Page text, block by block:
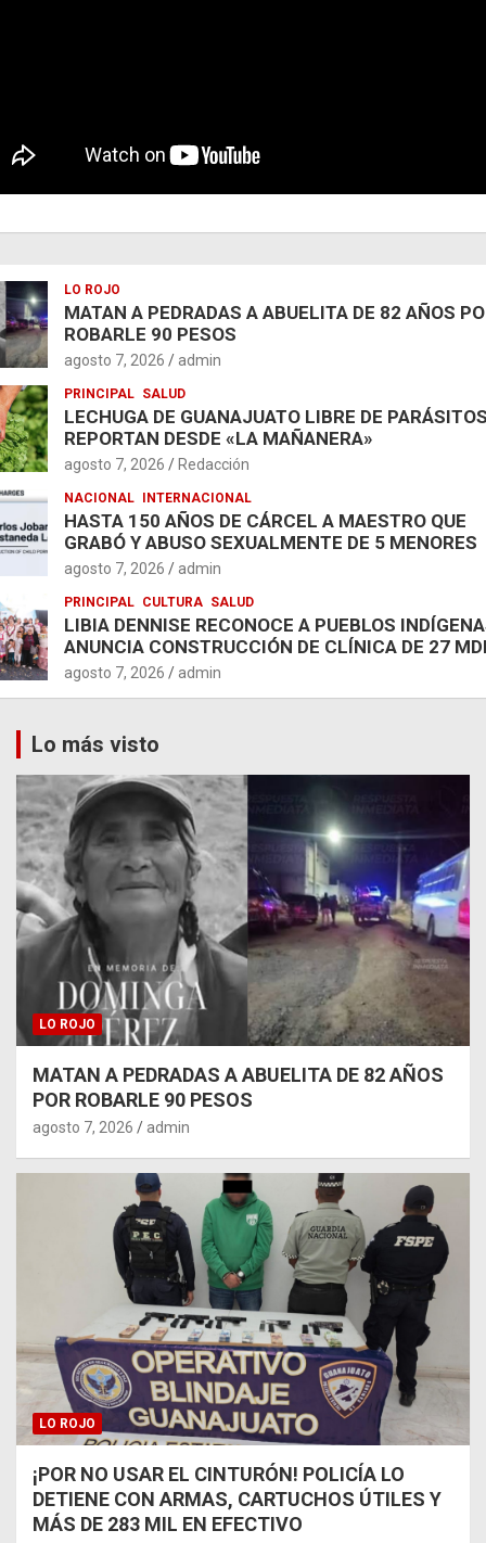
LO ROJO
MATAN A PEDRADAS A ABUELITA DE 82 AÑOS
ROBARLE 90 PESOS
agosto 7, 2026 admin
PRINCIPAL SALUD
LECHUGA DE GUANAJUATO LIBRE DE
REPORTAN DESDE «LA MAÑANERA»
agosto 7, 2026 Redacción
NACIONAL INTERNACIONAL
HASTA 150 AÑOS DE CÁRCEL A MAESTRO QUE
GRABÓ Y ABUSO SEXUALMENTE DE 5 MENORES
agosto 7, 2026 admin
PRINCIPAL CULTURA SALUD
LIBIA DENNISE RECONOCE A PUEBLOS
ANUNCIA CONSTRUCCIÓN DE CLÍNICA DE 27
agosto 7, 2026 admin
Lo más visto
LO ROJO
MATAN A PEDRADAS A ABUELITA DE 82 AÑOS
POR ROBARLE 90 PESOS
agosto 7, 2026 admin
LO ROJO
¡POR NO USAR EL CINTURÓN! POLICÍA LO
DETIENE CON ARMAS, CARTUCHOS ÚTILES Y
MÁS DE 283 MIL EN EFECTIVO